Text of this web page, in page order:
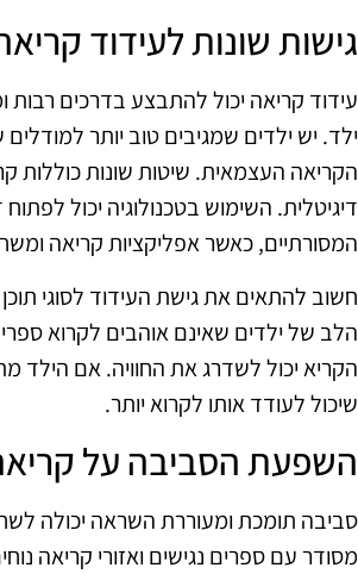
גישות שונות לעידוד
עידוד קריאה יכול להתבצע בדרכים רבות
ילד. יש ילדים שמגיבים טוב יותר
הקריאה העצמאית. שיטות שונות כוללות
דיגיטלית. השימוש בטכנולוגיה יכול
המסורתיים, כאשר אפליקציות קריאה
חשוב להתאים את גישת העידוד לסוגי
הלב של ילדים שאינם אוהבים לקרוא ספרים
הקריא יכול לשדרג את החוויה. אם הילד
שיכול לעודד אותו לקרוא יותר.
השפעת הסביבה על
סביבה תומכת ומעוררת השראה יכולה
מסודר עם ספרים נגישים ואזורי קריאה